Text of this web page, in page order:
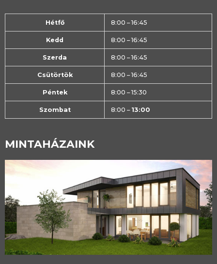
Hétfő 8:00 – 16:45
Kedd 8:00 – 16:45
Szerda 8:00 – 16:45
Csütörtök 8:00 – 16:45
Péntek 8:00 – 15:30
Szombat 8:00 – 13:00
MINTAHÁZAINK